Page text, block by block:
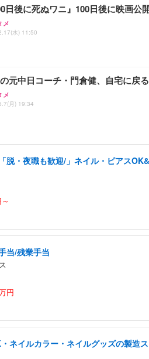
日後に死ぬワニ』100日後に映画
メ
水) 11:50
元中日コーチ・門倉健、自宅に戻
メ
月) 19:34
脱・夜職も歓迎/」ネイル・ピアス
当/残業手当
円
・ネイルカラー・ネイルグッズの製